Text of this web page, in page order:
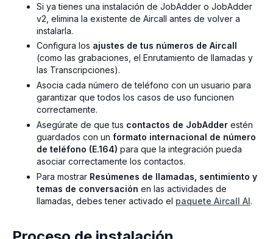
Si ya tienes una instalación de JobAdder o JobAdder
v2, elimina la existente de Aircall antes de volver a
instalarla.
Configura los ajustes de tus números de Aircall
(como las grabaciones, el Enrutamiento de llamadas y
las Transcripciones).
Asocia cada número de teléfono con un usuario para
garantizar que todos los casos de uso funcionen
correctamente.
Asegúrate de que tus contactos de JobAdder estén
guardados con un formato internacional de número
de teléfono (E.164) para que la integración pueda
asociar correctamente los contactos.
Para mostrar Resúmenes de llamadas, sentimiento y
temas de conversación en las actividades de
llamadas, debes tener activado el paquete Aircall AI.